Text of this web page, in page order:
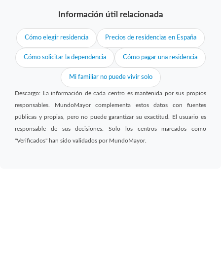
Información útil relacionada
Cómo elegir residencia Precios de residencias en España
Cómo solicitar la dependencia Cómo pagar una residencia
Mi familiar no puede vivir solo
Descargo: La información de cada centro es mantenida por sus propios
responsables. MundoMayor complementa estos datos con fuentes
públicas y propias, pero no puede garantizar su exactitud. El usuario es
responsable de sus decisiones. Solo los centros marcados como
"Verificados" han sido validados por MundoMayor.